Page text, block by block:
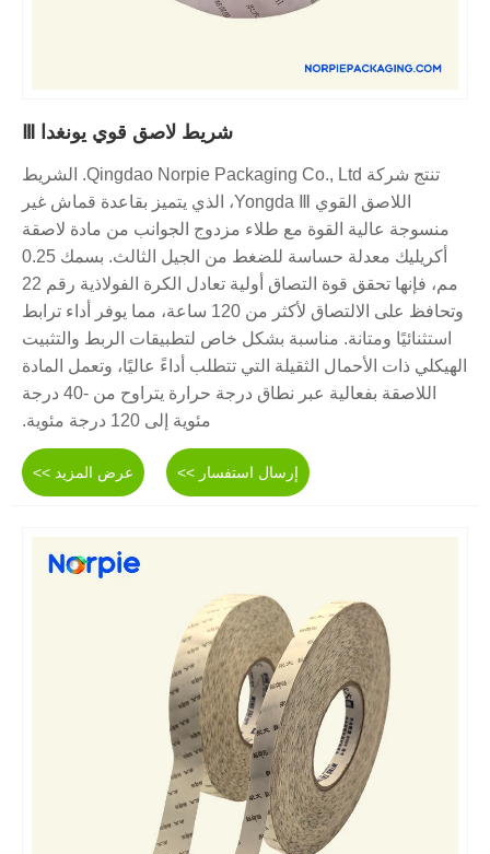
شريط لاصق قوي يونغدا Ⅲ
تنتج شركة Qingdao Norpie Packaging Co., Ltd. الشريط
اللاصق القوي Yongda Ⅲ، الذي يتميز بقاعدة قماش غير
منسوجة عالية القوة مع طلاء مزدوج الجوانب من مادة لاصقة
أكريليك معدلة حساسة للضغط من الجيل الثالث. بسمك 0.25
مم، فإنها تحقق قوة التصاق أولية تعادل الكرة الفولاذية رقم 22
وتحافظ على الالتصاق لأكثر من 120 ساعة، مما يوفر أداء ترابط
استثنائيًا ومتانة. مناسبة بشكل خاص لتطبيقات الربط والتثبيت
الهيكلي ذات الأحمال الثقيلة التي تتطلب أداءً عاليًا، وتعمل المادة
اللاصقة بفعالية عبر نطاق درجة حرارة يتراوح من -40 درجة
مئوية إلى 120 درجة مئوية.
عرض المزيد >> إرسال استفسار >>